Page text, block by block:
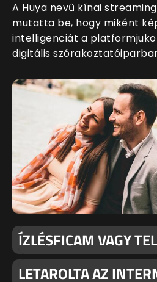
A Huya nevű kínai
mutatta be, hogy miként
intelligenciát a
digitális
ÍZLÉSFICAM VAGY
LETAROLTA AZ